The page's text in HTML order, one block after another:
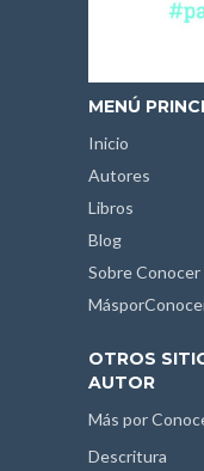
MENÚ
Inicio
Autores
Libros
Blog
Sobre Conocer
OTROS
AUTOR
Más por
Descritura